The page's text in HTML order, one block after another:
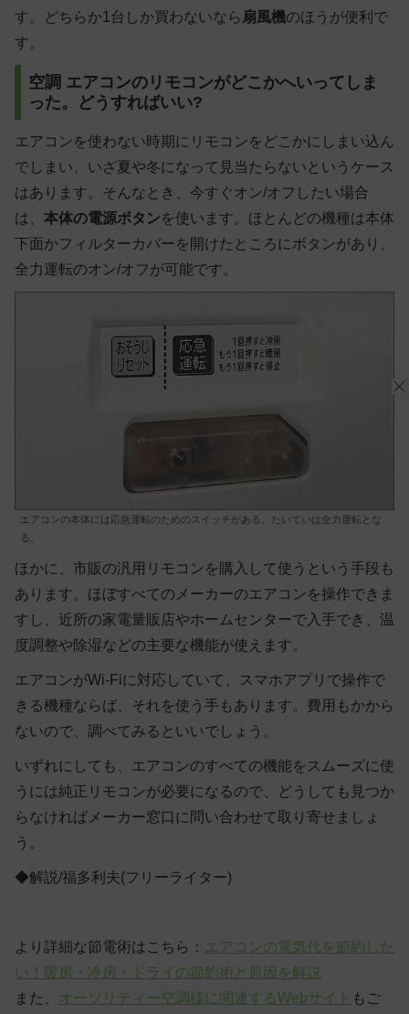
す。
どちらか1台しか買わないなら 扇風機のほうが便利 で
す。
空調 エアコンのリモコンがどこかへいってしま
った。どうすればいい?
エアコンを使わない時期にリモコンをどこかにしまい込ん
でしまい、いざ夏や冬になって見当たらないというケース
はあります。そんなとき、今すぐオン/オフしたい場合
は、 本体の電源ボタンを使います。ほとんどの機種は本体
下面かフィルターカバーを開けたところにボタンがあり、
全力運転のオン/オフが可能です。
エアコンの本体には応急運転のためのスイッチがある。たいていは全力運転とな
る。
ほかに、市販の汎用リモコンを購入して使うという手段も
あります。ほぼすべてのメーカーのエアコンを操作できま
すし、近所の家電量販店やホームセンターで入手でき、温
度調整や除湿などの主要な機能が使えます。
エアコンがWi-Fiに対応していて、スマホアプリで操作で
きる機種ならば、それを使う手もあります。費用もかから
ないので、調べてみるといいでしょう。
いずれにしても、エアコンのすべての機能をスムーズに使
うには純正リモコンが必要になるので、どうしても見つか
らなければメーカー窓口に問い合わせて取り寄せましょ
う。
◆解説/福多利夫(フリーライター)
より詳細な節電術はこちら： エアコンの電気代を節約した
い！暖房・冷房・ドライの節約術と原因を解説
また、
オーソリティー空調様に関連するWebサイト もご